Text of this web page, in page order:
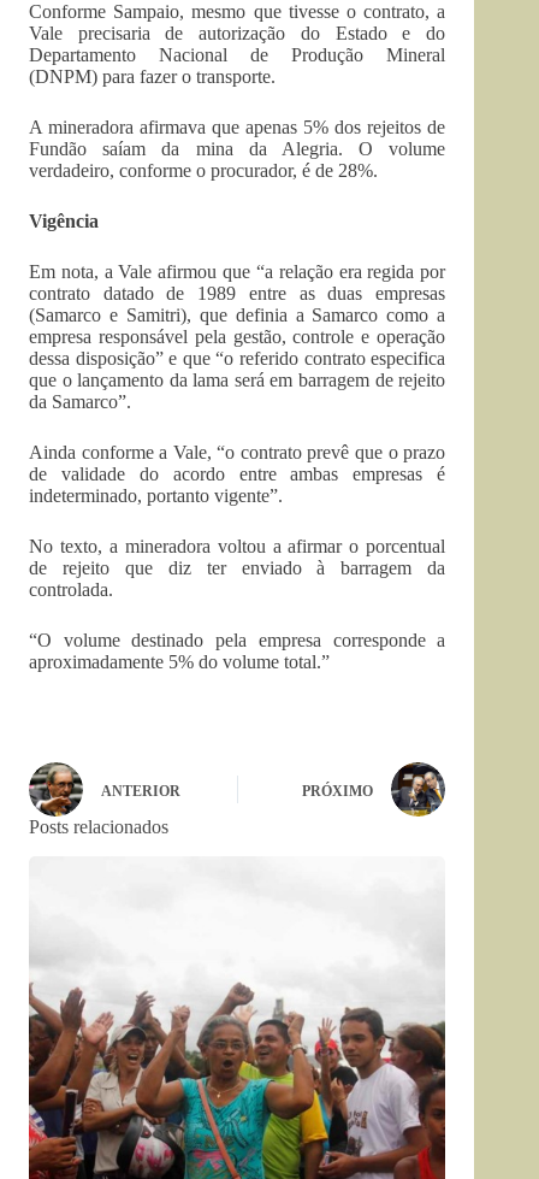
Conforme Sampaio, mesmo que tivesse o contrato, a
Vale precisaria de autorização do Estado e do
Departamento Nacional de Produção Mineral
(DNPM) para fazer o transporte.
A mineradora afirmava que apenas 5% dos rejeitos de
Fundão saíam da mina da Alegria. O volume
verdadeiro, conforme o procurador, é de 28%.
Vigência
Em nota, a Vale afirmou que “a relação era regida por
contrato datado de 1989 entre as duas empresas
(Samarco e Samitri), que definia a Samarco como a
empresa responsável pela gestão, controle e operação
dessa disposição” e que “o referido contrato especifica
que o lançamento da lama será em barragem de rejeito
da Samarco”.
Ainda conforme a Vale, “o contrato prevê que o prazo
de validade do acordo entre ambas empresas é
indeterminado, portanto vigente”.
No texto, a mineradora voltou a afirmar o porcentual
de rejeito que diz ter enviado à barragem da
controlada.
“O volume destinado pela empresa corresponde a
aproximadamente 5% do volume total.”
ANTERIOR PRÓXIMO
Posts relacionados